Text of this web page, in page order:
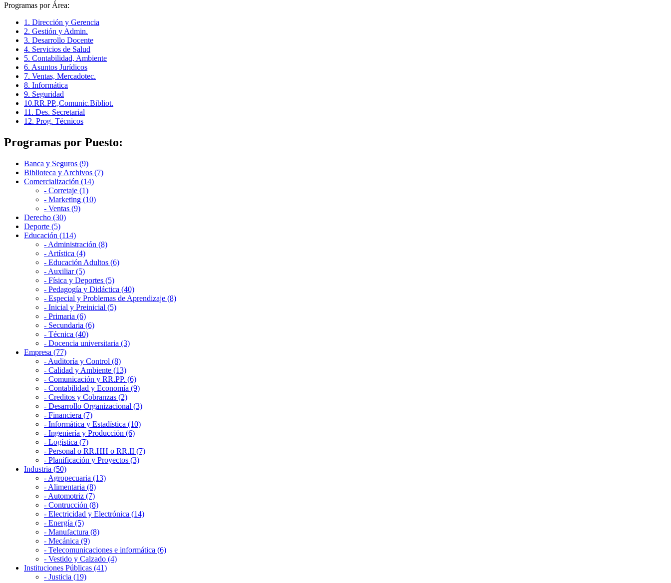
Programas por Área:
1. Dirección y Gerencia
2. Gestión y Admin.
3. Desarrollo Docente
4. Servicios de Salud
5. Contabilidad, Ambiente
6. Asuntos Jurídicos
7. Ventas, Mercadotec.
8. Informática
9. Seguridad
10.RR.PP.,Comunic.Bibliot.
11. Des. Secretarial
12. Prog. Técnicos
Programas por Puesto:
Banca y Seguros (9)
Biblioteca y Archivos (7)
Comercialización (14)
- Corretaje (1)
- Marketing (10)
- Ventas (9)
Derecho (30)
Deporte (5)
Educación (114)
- Administración (8)
- Artística (4)
- Educación Adultos (6)
- Auxiliar (5)
- Física y Deportes (5)
- Pedagogía y Didáctica (40)
- Especial y Problemas de Aprendizaje (8)
- Inicial y Preinicial (5)
- Primaria (6)
- Secundaria (6)
- Técnica (40)
- Docencia universitaria (3)
Empresa (77)
- Auditoría y Control (8)
- Calidad y Ambiente (13)
- Comunicación y RR.PP. (6)
- Contabilidad y Economía (9)
- Creditos y Cobranzas (2)
- Desarrollo Organizacional (3)
- Financiera (7)
- Informática y Estadística (10)
- Ingeniería y Producción (6)
- Logística (7)
- Personal o RR.HH o RR.II (7)
- Planificación y Proyectos (3)
Industria (50)
- Agropecuaria (13)
- Alimentaria (8)
- Automotriz (7)
- Contrucción (8)
- Electricidad y Electrónica (14)
- Energía (5)
- Manufactura (8)
- Mecánica (9)
- Telecomunicaciones e informática (6)
- Vestido y Calzado (4)
Instituciones Públicas (41)
- Justicia (19)